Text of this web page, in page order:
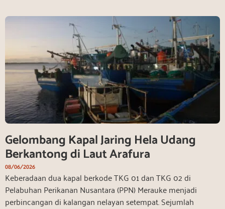
Gelombang Kapal Jaring Hela Udang
Berkantong di Laut Arafura
08/06/2026
Keberadaan dua kapal berkode TKG 01 dan TKG 02 di
Pelabuhan Perikanan Nusantara (PPN) Merauke menjadi
perbincangan di kalangan nelayan setempat. Sejumlah